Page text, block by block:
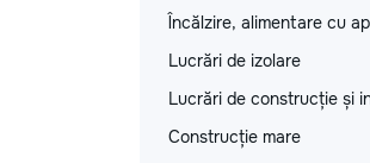
Încălzire, alimentare cu
Lucrări de izolare
Lucrări de construcție și
Construcție mare